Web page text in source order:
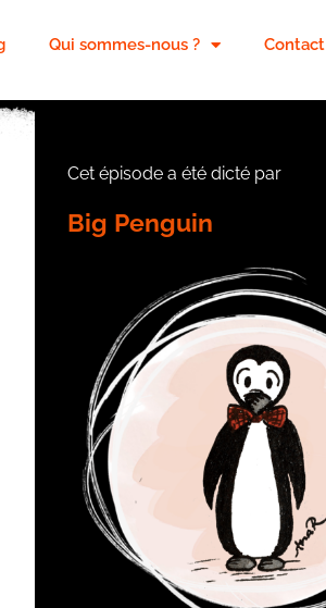
Qui sommes-nous ? Contact
Cet épisode a été dicté par
Big Penguin